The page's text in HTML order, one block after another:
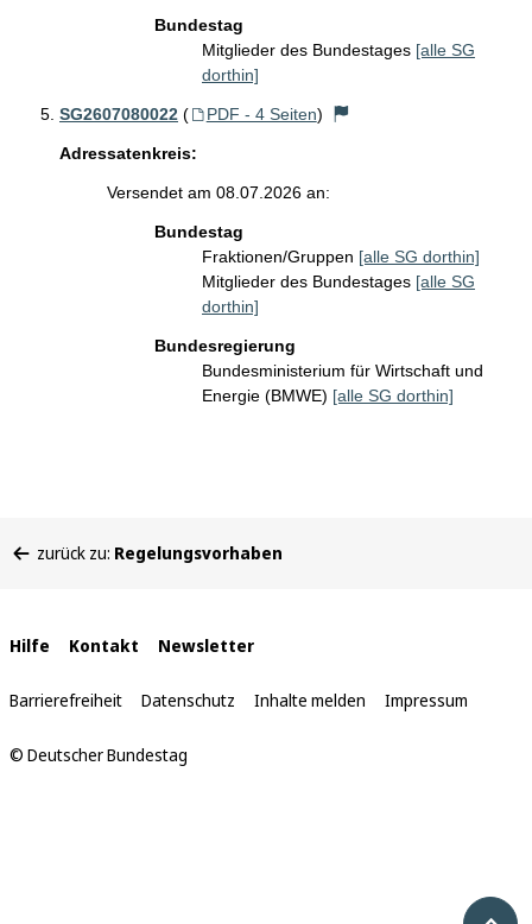
Bundestag
Mitglieder des Bundestages [alle SG
dorthin]
SG2607080022 ( PDF - 4 Seiten)
Adressatenkreis:
Versendet am 08.07.2026 an:
Bundestag
Fraktionen/Gruppen [alle SG dorthin]
Mitglieder des Bundestages [alle SG
dorthin]
Bundesregierung
Bundesministerium für Wirtschaft und
Energie (BMWE) [alle SG dorthin]
befinden
zurück zu: Regelungsvorhaben
Interne
Links
Hilfe Kontakt Newsletter
Barrierefreiheit Datenschutz Inhalte melden Impressum
© Deutscher Bundestag